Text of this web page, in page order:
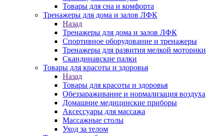
Товары для сна и комфорта
Тренажеры для дома и залов ЛФК
Назад
Тренажеры для дома и залов ЛФК
Спортивное оборудование и тренажеры
Тренажеры для развития мелкой моторики
Скандинавские палки
Товары для красоты и здоровья
Назад
Товары для красоты и здоровья
Обеззараживание и нормализация воздуха
Домашние медицинские приборы
Аксессуары для массажа
Массажные столы
Уход за телом